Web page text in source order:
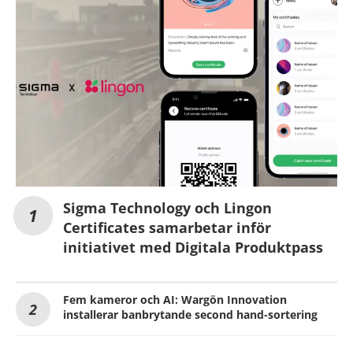
Sigma Technology och Lingon
Certificates samarbetar inför
initiativet med Digitala Produktpass
Fem kameror och AI: Wargön Innovation
installerar banbrytande second hand-sortering